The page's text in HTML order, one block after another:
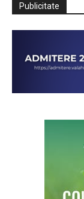
Publicitate